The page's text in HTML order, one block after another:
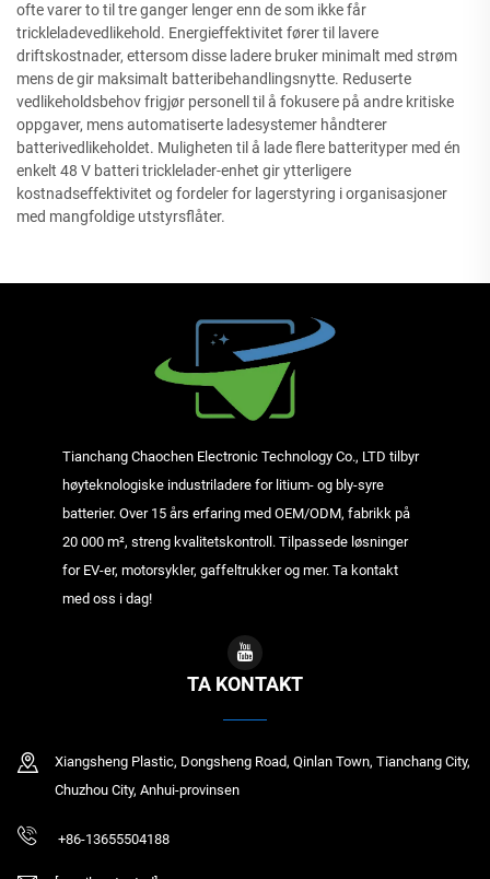
ofte varer to til tre ganger lenger enn de som ikke får
trickleladevedlikehold. Energieffektivitet fører til lavere
driftskostnader, ettersom disse ladere bruker minimalt med strøm
mens de gir maksimalt batteribehandlingsnytte. Reduserte
vedlikeholdsbehov frigjør personell til å fokusere på andre kritiske
oppgaver, mens automatiserte ladesystemer håndterer
batterivedlikeholdet. Muligheten til å lade flere batterityper med én
enkelt 48 V batteri tricklelader-enhet gir ytterligere
kostnadseffektivitet og fordeler for lagerstyring i organisasjoner
med mangfoldige utstyrsflåter.
Tianchang Chaochen Electronic Technology Co., LTD tilbyr
høyteknologiske industriladere for litium- og bly-syre
batterier. Over 15 års erfaring med OEM/ODM, fabrikk på
20 000 m², streng kvalitetskontroll. Tilpassede løsninger
for EV-er, motorsykler, gaffeltrukker og mer. Ta kontakt
med oss i dag!
TA KONTAKT
Xiangsheng Plastic, Dongsheng Road, Qinlan Town, Tianchang City,
Chuzhou City, Anhui-provinsen
+86-13655504188